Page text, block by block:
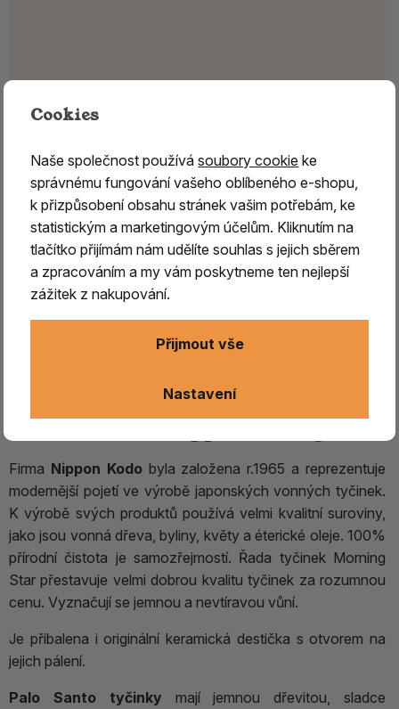
Vonné tyčinky - Morning Star
Firma Nippon Kodo byla založena r.1965 a reprezentuje
modernější pojetí ve výrobě japonských vonných tyčinek.
K výrobě svých produktů používá velmi kvalitní suroviny,
jako jsou vonná dřeva, byliny, květy a éterické oleje. 100%
přírodní čistota je samozřejmostí. Řada tyčinek Morning
Star přestavuje velmi dobrou kvalitu tyčinek za rozumnou
cenu. Vyznačují se jemnou a nevtíravou vůní.
Je přibalena i originální keramická destička s otvorem na
jejich pálení.
Palo Santo tyčinky mají jemnou dřevitou, sladce
Cookies
Naše společnost používásoubory cookie ke
správnému fungování vašeho oblíbeného e-shopu,
k přizpůsobení obsahu stránek vašim potřebám, ke
statistickým a marketingovým účelům. Kliknutím na
tlačítko přijímám nám udělíte souhlas s jejich sběrem
a zpracováním a my vám poskytneme ten nejlepší
zážitek z nakupování.
Nastavení
Přijmout vše